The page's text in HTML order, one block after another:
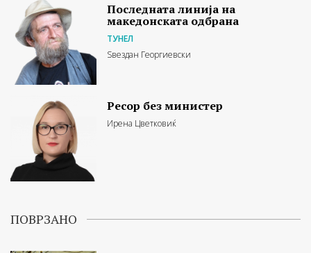
Последната линија на
македонската одбрана
ТУНЕЛ
Ѕвездан Георгиевски
Ресор без министер
Ирена Цветковиќ
ПОВРЗАНО